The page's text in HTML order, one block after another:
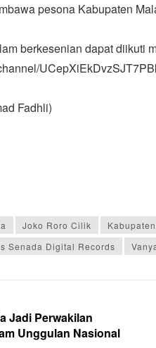
pesona Kabupaten
berkesenian dapat diikuti
Fadhli)
Joko Roro Cilik
Senada Digital Records
Jadi Perwakilan
Unggulan Nasional